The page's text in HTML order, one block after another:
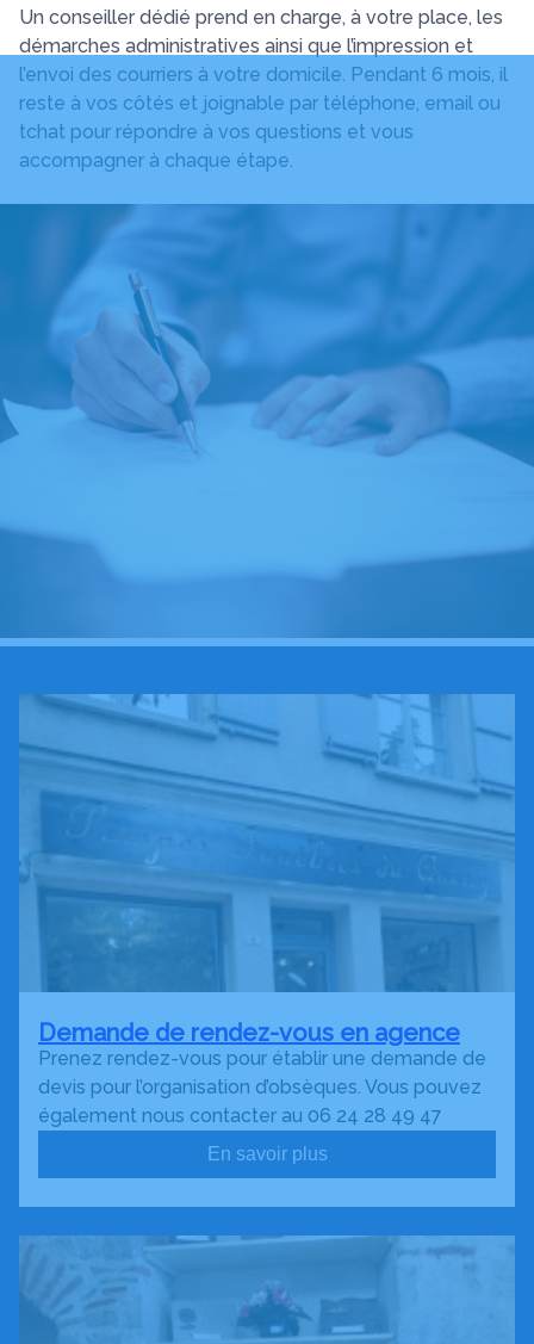
Un conseiller dédié prend en charge, à votre place, les
démarches administratives ainsi que l’impression et
l’envoi des courriers à votre domicile. Pendant 6 mois, il
reste à vos côtés et joignable par téléphone, email ou
tchat pour répondre à vos questions et vous
accompagner à chaque étape.
Demande de rendez-vous en agence
Prenez rendez-vous pour établir une demande de
devis pour l’organisation d’obsèques. Vous pouvez
également nous contacter au 06 24 28 49 47
En savoir plus